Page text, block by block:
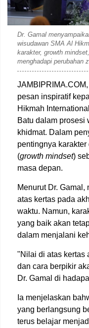
Dr. Gamal
wisudawan SMA Al
karakter, growth
menghadapi perubahan
pesan inspiratif
Hikmah
Batu dalam prosesi
khidmat. Dalam
pentingnya
(growth mindset)
masa depan.
Menurut Dr.
atas kertas pada
waktu. Namun,
yang baik akan
dalam menjalani
"Nilai di atas kertas
dan cara berpikir
Dr. Gamal di
Ia menjelaskan
yang berlangsung
terus belajar